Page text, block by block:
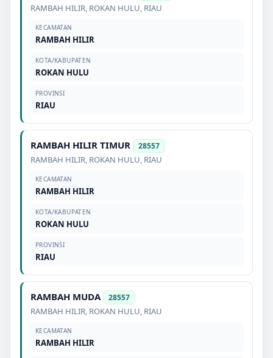
RAMBAH HILIR, ROKAN HULU, RIAU
KECAMATAN
RAMBAH HILIR
KOTA/KABUPATEN
ROKAN HULU
PROVINSI
RIAU
RAMBAH HILIR TIMUR 28557
RAMBAH HILIR, ROKAN HULU, RIAU
KECAMATAN
RAMBAH HILIR
KOTA/KABUPATEN
ROKAN HULU
PROVINSI
RIAU
RAMBAH MUDA 28557
RAMBAH HILIR, ROKAN HULU, RIAU
KECAMATAN
RAMBAH HILIR